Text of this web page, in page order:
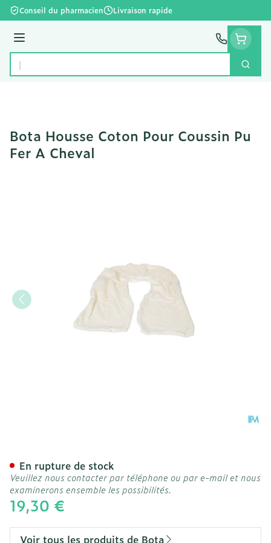
Aller au contenu
Conseil du pharmacien Livraison rapide
Menu
Rechercher
Bota Housse Coton Pour Coussin Pu
Fer A Cheval
19,30 €
En rupture de stock
Veuillez nous contacter par téléphone ou par e-mail et nous
examinerons ensemble les possibilités.
Voir tous les produits de Bota